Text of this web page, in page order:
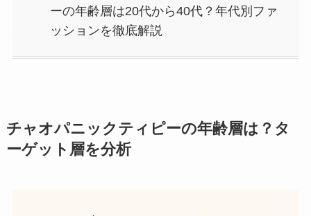
ーの年齢層は20代から40代？年代別ファ
ッションを徹底解説
チャオパニックティピーの年齢層は？タ
ーゲット層を分析